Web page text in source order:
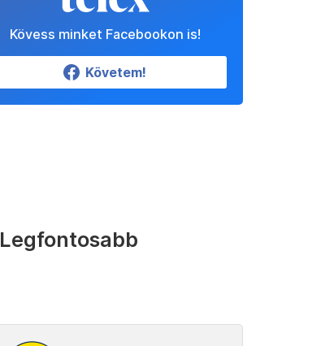
Kövess minket Facebookon is!
Követem!
Legfontosabb